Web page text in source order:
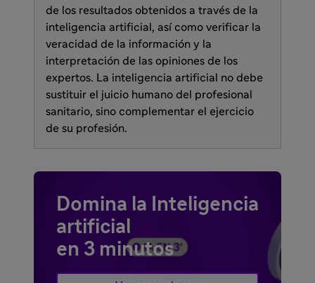
de los resultados obtenidos a través de la
inteligencia artificial, así como verificar la
veracidad de la información y la
interpretación de las opiniones de los
expertos. La inteligencia artificial no debe
sustituir el juicio humano del profesional
sanitario, sino complementar el ejercicio
de su profesión.
Domina la Inteligencia
artificial
en 3 minutos